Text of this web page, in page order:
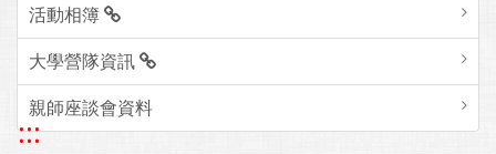
活動相簿
大學營隊資訊
親師座談會資料
:::